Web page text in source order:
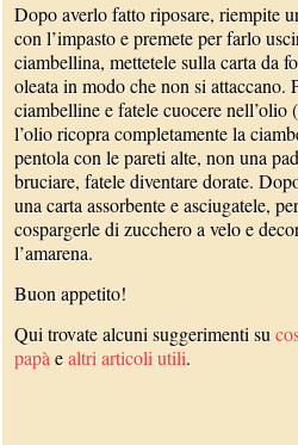
Dopo averlo fatto riposare, riempite
con l’impasto e premete per farlo
ciambellina, mettetele sulla carta da
oleata in modo che non si attaccano.
ciambelline e fatele cuocere
l’olio ricopra completamente la
pentola con le pareti alte, non una
bruciare, fatele diventare dorate.
una carta assorbente e asciugatele,
cospargerle di zucchero a velo e
l’amarena.
Buon appetito!
Qui trovate alcuni suggerimenti su
papàealtri articoli utili.